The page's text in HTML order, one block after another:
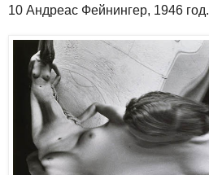
10 Андреас Фейнингер, 1946 год.